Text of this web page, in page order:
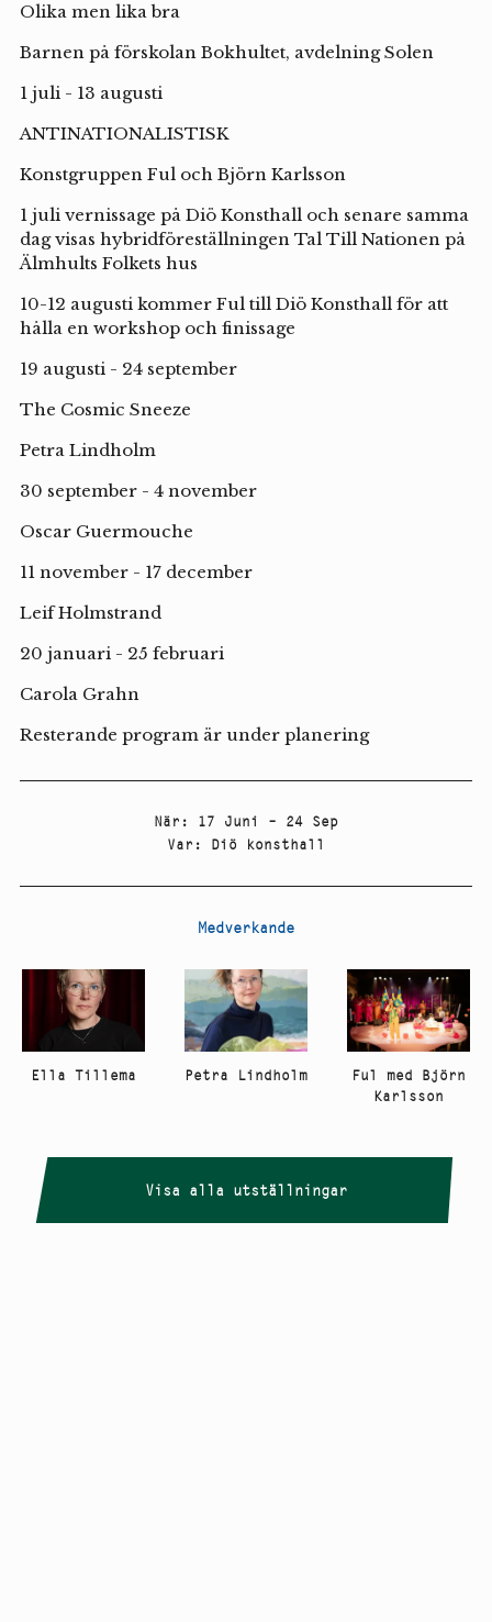
Olika men lika bra
Barnen på förskolan Bokhultet, avdelning Solen
1 juli - 13 augusti
ANTINATIONALISTISK
Konstgruppen Ful och Björn Karlsson
1 juli vernissage på Diö Konsthall och senare samma
dag visas hybridföreställningen Tal Till Nationen på
Älmhults Folkets hus
10-12 augusti kommer Ful till Diö Konsthall för att
hålla en workshop och finissage
19 augusti - 24 september
The Cosmic Sneeze
Petra Lindholm
30 september - 4 november
Oscar Guermouche
11 november - 17 december
Leif Holmstrand
20 januari - 25 februari
Carola Grahn
Resterande program är under planering
När : 17 Juni – 24 Sep
Var : Diö konsthall
Medverkande
Ella Tillema Petra Lindholm
Ful med Björn
Karlsson
Visa alla utställningar